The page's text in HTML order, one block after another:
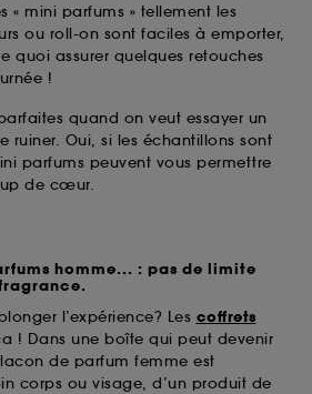
« mini parfums » tellement les
ou roll-on sont faciles à emporter,
quoi assurer quelques retouches
!
quand on veut essayer un
ruiner. Oui, si les échantillons sont
parfums peuvent vous permettre
de cœur.
homme... : pas de limite
l’expérience? Les coffrets
! Dans une boîte qui peut devenir
de parfum femme est
corps ou visage, d’un produit de